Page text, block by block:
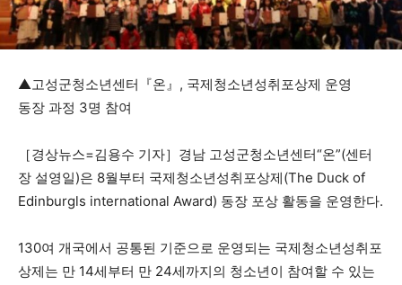
▲고성군청소년센터『온』, 국제청소년성취포상제 운영
동장 과정 3명 참여
［경상뉴스=김용수 기자］경남 고성군청소년센터“온”(센터
장 설영일)은 8월부터 국제청소년성취포상제(The Duck of
Edinburgls international Award) 동장 포상 활동을 운영한다.
130여 개국에서 공통된 기준으로 운영되는 국제청소년성취포
상제는 만 14세부터 만 24세까지의 청소년이 참여할 수 있는